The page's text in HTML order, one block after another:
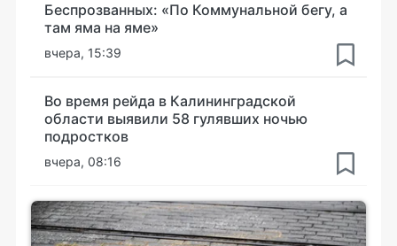
Беспрозванных: «По Коммунальной бегу, а
там яма на яме»
вчера, 15:39
Во время рейда в Калининградской
области выявили 58 гулявших ночью
подростков
вчера, 08:16